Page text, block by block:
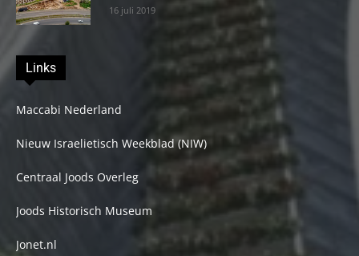
16 juli 2019
Links
Maccabi Nederland
Nieuw Israelietisch Weekblad (NIW)
Centraal Joods Overleg
Joods Historisch Museum
Jonet.nl